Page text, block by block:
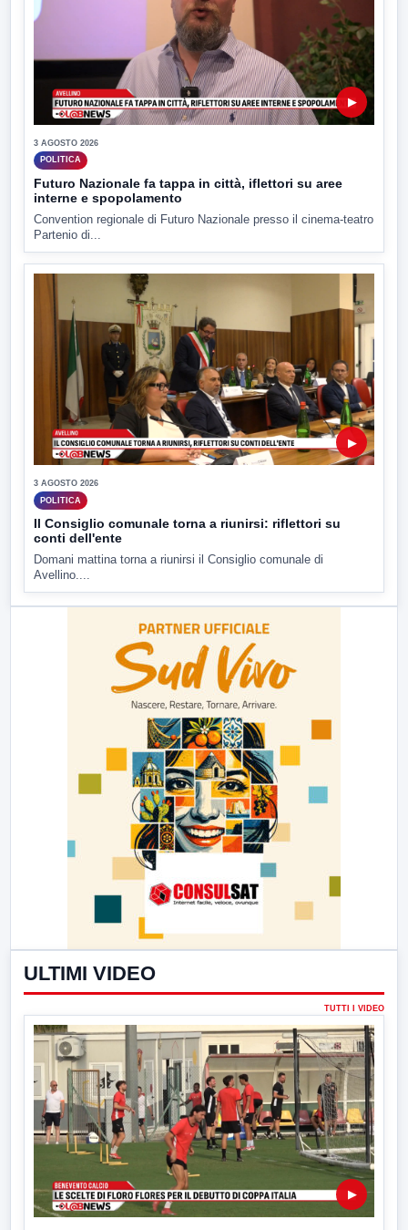
▶
3 AGOSTO 2026
POLITICA
Futuro Nazionale fa tappa in città, iflettori su aree
interne e spopolamento
Convention regionale di Futuro Nazionale presso il cinema-teatro
Partenio di...
▶
3 AGOSTO 2026
POLITICA
Il Consiglio comunale torna a riunirsi: riflettori su
conti dell'ente
Domani mattina torna a riunirsi il Consiglio comunale di
Avellino....
ULTIMI VIDEO
TUTTI I VIDEO
▶